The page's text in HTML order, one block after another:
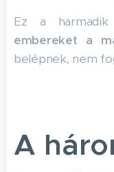
Ez a
embereket a
belépnek, nem
A